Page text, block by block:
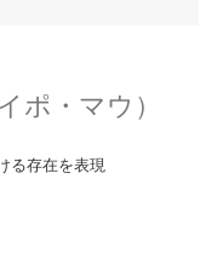
ポ・マウ）
る存在を表現